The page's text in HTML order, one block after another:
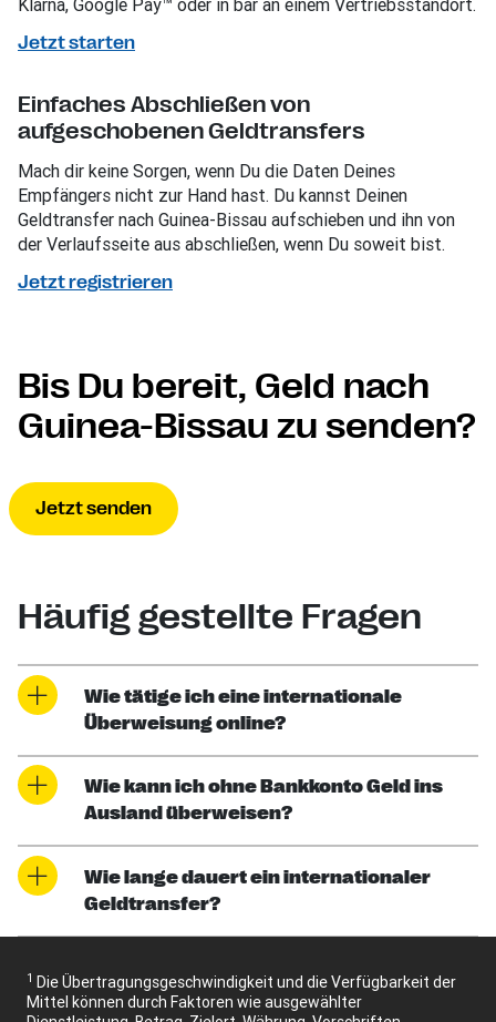
Klarna, Google Pay™ oder in bar an einem Vertriebsstandort.
Jetzt starten
Einfaches Abschließen von
aufgeschobenen Geldtransfers
Mach dir keine Sorgen, wenn Du die Daten Deines
Empfängers nicht zur Hand hast. Du kannst Deinen
Geldtransfer nach Guinea-Bissau aufschieben und ihn von
der Verlaufsseite aus abschließen, wenn Du soweit bist.
Jetzt registrieren
Bis Du bereit, Geld nach
Guinea-Bissau zu senden?
Jetzt senden
Häufig gestellte Fragen
Wie tätige ich eine internationale
Überweisung online?
Wie kann ich ohne Bankkonto Geld ins
Ausland überweisen?
Wie lange dauert ein internationaler
Geldtransfer?
1 Die Übertragungsgeschwindigkeit und die Verfügbarkeit der
Mittel können durch Faktoren wie ausgewählter